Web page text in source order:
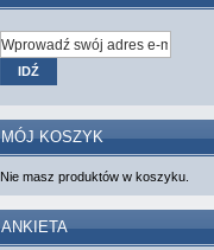
IDŹ
MÓJ KOSZYK
Nie masz produktów w koszyku.
ANKIETA